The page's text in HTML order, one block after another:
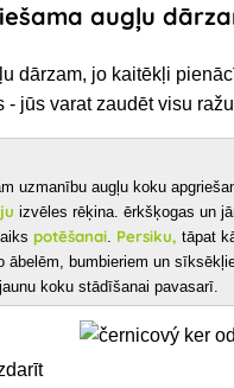
augļu
dārzam, jo kaitēkļi
- jūs varat zaudēt visu
uzmanību augļu koku
izvēles rēķina.ērkšķogas un
potēšanai. Persiku, tāpat
ābelēm, bumbieriem un
koku stādīšanai pavasarī.